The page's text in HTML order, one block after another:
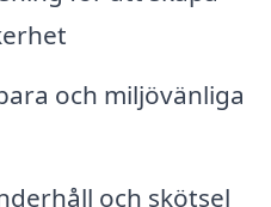
och miljövänliga
och skötsel